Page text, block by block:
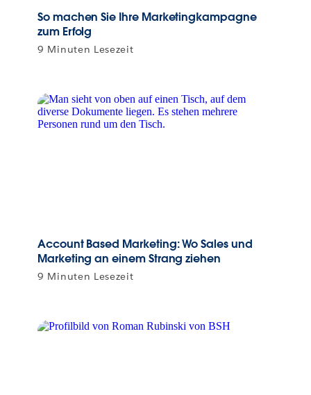
So machen Sie Ihre Marketingkampagne
zum Erfolg
9 Minuten Lesezeit
Account Based Marketing: Wo Sales und
Marketing an einem Strang ziehen
9 Minuten Lesezeit